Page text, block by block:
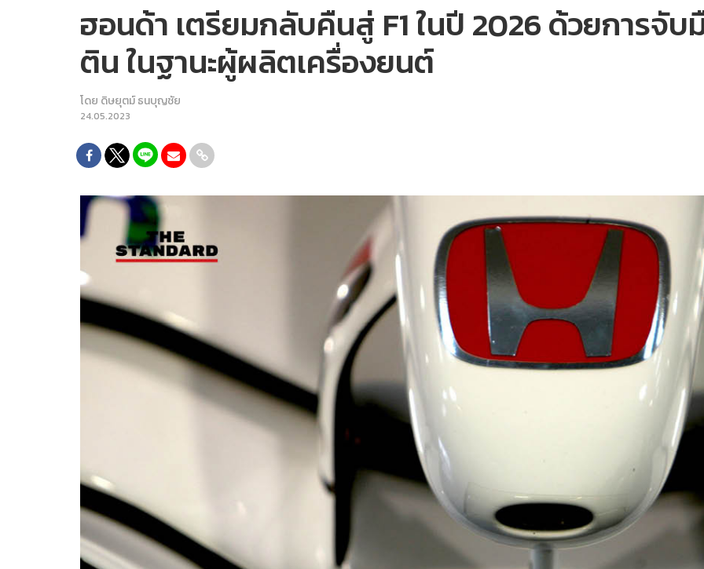
ฮอนด้า เตรียมกลับคืนสู่ F1 ในปี 2026 ด้วยการจั
ติน ในฐานะผู้ผลิตเครื่องยนต์
โดย ดิษยุตม์ ธนบุญชัย
24.05.2023